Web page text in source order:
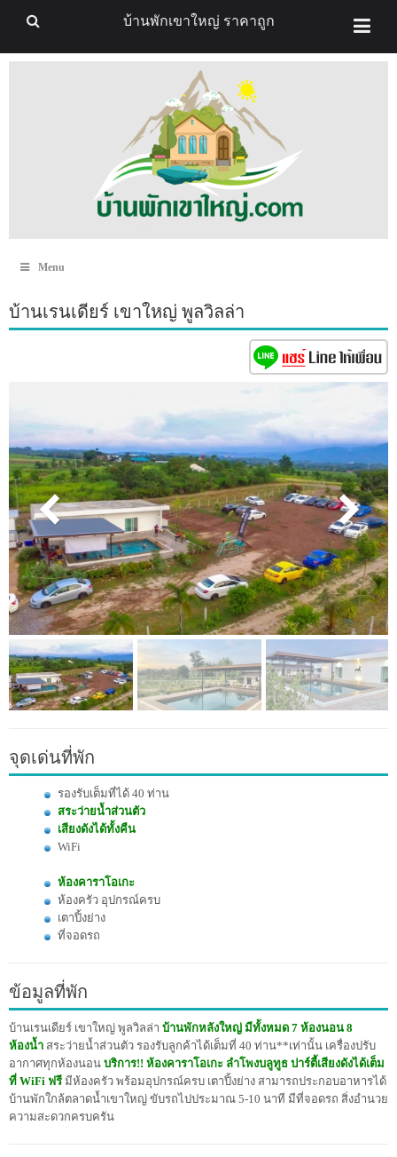
Menu
บ้านเรนเดียร์ เขาใหญ่ พูลวิลล่า
จุดเด่นที่พัก
รองรับเต็มที่ได้ 40 ท่าน
สระว่ายน้ำส่วนตัว
เสียงดังได้ทั้งคืน
WiFi
ห้องคาราโอเกะ
ห้องครัว อุปกรณ์ครบ
เตาปิ้งย่าง
ที่จอดรถ
ข้อมูลที่พัก
บ้านเรนเดียร์ เขาใหญ่ พูลวิลล่า บ้านพักหลังใหญ่ มีทั้งหมด 7 ห้องนอน 8
ห้องน้ำ สระว่ายน้ำส่วนตัว รองรับลูกค้าได้เต็มที่ 40 ท่าน**เท่านั้น เครื่องปรับ
อากาศทุกห้องนอน บริการ!! ห้องคาราโอเกะ ลำโพงบลูทูธ ปาร์ตี้เสียงดังได้เต็ม
ที่ WiFi ฟรี มีห้องครัว พร้อมอุปกรณ์ครบ เตาปิ้งย่าง สามารถประกอบอาหารได้
บ้านพักใกล้ตลาดน้ำเขาใหญ่ ขับรถไปประมาณ 5-10 นาที มีที่จอดรถ สิ่งอำนวย
ความสะดวกครบครัน
บ้านพักเขาใหญ่ ราคาถูก